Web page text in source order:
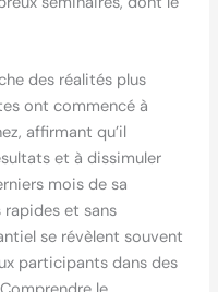
des réalités plus
ont commencé à
affirmant qu’il
et à dissimuler
mois de sa
rapides et sans
se révèlent souvent
participants dans des